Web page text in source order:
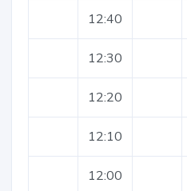
12:40
12:30
12:20
12:10
12:00